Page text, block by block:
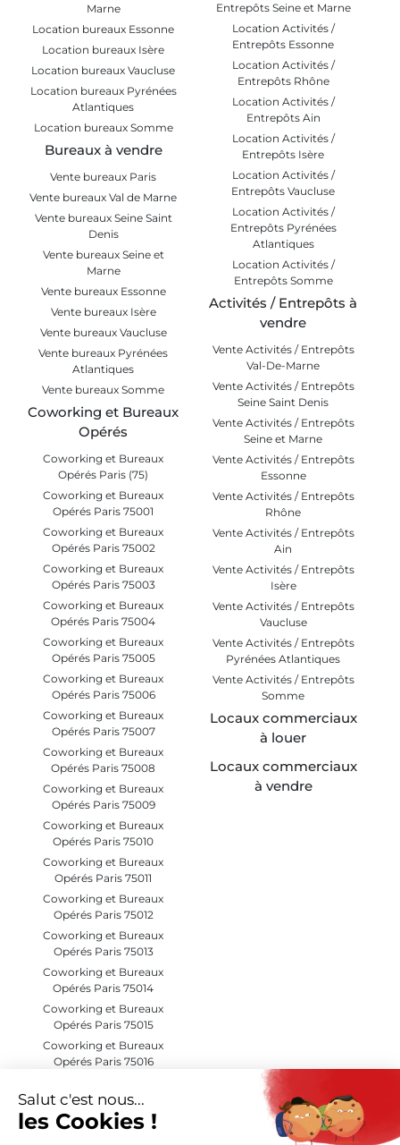
Marne
Location bureaux Essonne
Location bureaux Isère
Location bureaux Vaucluse
Location bureaux Pyrénées
Atlantiques
Location bureaux Somme
Bureaux à vendre
Vente bureaux Paris
Vente bureaux Val de Marne
Vente bureaux Seine Saint
Denis
Vente bureaux Seine et
Marne
Vente bureaux Essonne
Vente bureaux Isère
Vente bureaux Vaucluse
Vente bureaux Pyrénées
Atlantiques
Vente bureaux Somme
Coworking et Bureaux
Opérés
Coworking et Bureaux
Opérés Paris (75)
Coworking et Bureaux
Opérés Paris 75001
Coworking et Bureaux
Opérés Paris 75002
Coworking et Bureaux
Opérés Paris 75003
Coworking et Bureaux
Opérés Paris 75004
Coworking et Bureaux
Opérés Paris 75005
Coworking et Bureaux
Opérés Paris 75006
Coworking et Bureaux
Opérés Paris 75007
Coworking et Bureaux
Opérés Paris 75008
Coworking et Bureaux
Opérés Paris 75009
Coworking et Bureaux
Opérés Paris 75010
Coworking et Bureaux
Opérés Paris 75011
Coworking et Bureaux
Opérés Paris 75012
Coworking et Bureaux
Opérés Paris 75013
Coworking et Bureaux
Opérés Paris 75014
Coworking et Bureaux
Opérés Paris 75015
Coworking et Bureaux
Opérés Paris 75016
Opérés Paris 75017
Coworking et Bureaux
Entrepôts Seine et Marne
Location Activités /
Entrepôts Essonne
Location Activités /
Entrepôts Rhône
Location Activités /
Entrepôts Ain
Location Activités /
Entrepôts Isère
Location Activités /
Entrepôts Vaucluse
Location Activités /
Entrepôts Pyrénées
Atlantiques
Location Activités /
Entrepôts Somme
Activités / Entrepôts à
vendre
Vente Activités / Entrepôts
Val-De-Marne
Vente Activités / Entrepôts
Seine Saint Denis
Vente Activités / Entrepôts
Seine et Marne
Vente Activités / Entrepôts
Essonne
Vente Activités / Entrepôts
Rhône
Vente Activités / Entrepôts
Ain
Vente Activités / Entrepôts
Isère
Vente Activités / Entrepôts
Vaucluse
Vente Activités / Entrepôts
Pyrénées Atlantiques
Vente Activités / Entrepôts
Somme
Locaux commerciaux
à louer
Locaux commerciaux
à vendre